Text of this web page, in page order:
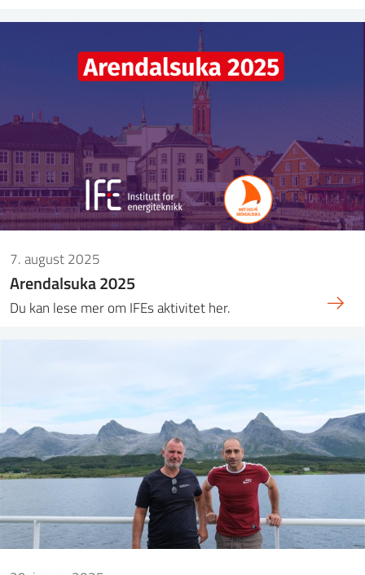
7. august 2025
Arendalsuka 2025
Du kan lese mer om IFEs aktivitet her.